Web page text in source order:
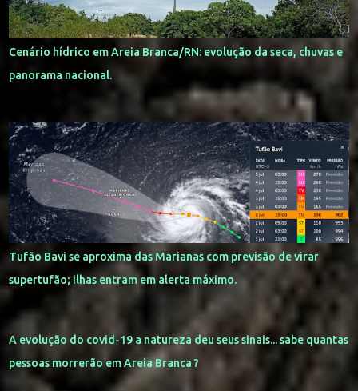
Cenário hídrico em Areia Branca/RN: evolução da seca, chuvas e
panorama nacional.
Tufão Bavi se aproxima das Marianas com previsão de virar
supertufão; ilhas entram em alerta máximo.
A evolução do covid-19 a natureza deu seus sinais... sabe quantas
pessoas morrerão em Areia Branca ?